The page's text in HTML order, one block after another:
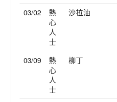
03/02
熱
心
人
士
沙拉油
03/09
熱
心
人
士
柳丁